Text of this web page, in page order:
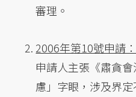
審理。
2006年第10號申請：
申請人主張《肅貪
慮」字眼，涉及界